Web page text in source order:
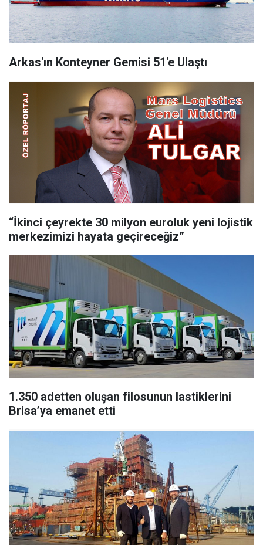
Arkas'ın Konteyner Gemisi 51'e Ulaştı
“İkinci çeyrekte 30 milyon euroluk yeni lojistik
merkezimizi hayata geçireceğiz”
1.350 adetten oluşan filosunun lastiklerini
Brisa’ya emanet etti